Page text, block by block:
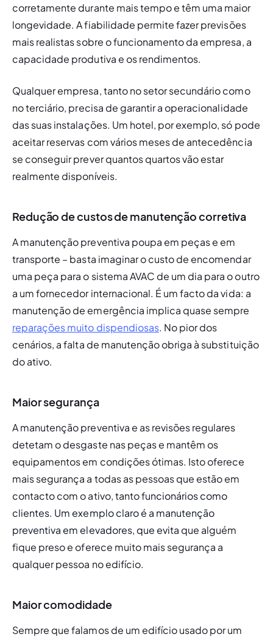
corretamente durante mais tempo e têm uma maior
longevidade. A fiabilidade permite fazer previsões
mais realistas sobre o funcionamento da empresa, a
capacidade produtiva e os rendimentos.
Qualquer empresa, tanto no setor secundário como
no terciário, precisa de garantir a operacionalidade
das suas instalações. Um hotel, por exemplo, só pode
aceitar reservas com vários meses de antecedência
se conseguir prever quantos quartos vão estar
realmente disponíveis.
Redução de custos de manutenção corretiva
A manutenção preventiva poupa em peças e em
transporte – basta imaginar o custo de encomendar
uma peça para o sistema AVAC de um dia para o outro
a um fornecedor internacional. É um facto da vida: a
reparações muito dispendiosas. No pior dos
cenários, a falta de manutenção obriga à substituição
do ativo.
Maior segurança
A manutenção preventiva e as revisões regulares
detetam o desgaste nas peças e mantêm os
equipamentos em condições ótimas. Isto oferece
mais segurança a todas as pessoas que estão em
contacto com o ativo, tanto funcionários como
clientes. Um exemplo claro é a manutenção
preventiva em elevadores, que evita que alguém
fique preso e oferece muito mais segurança a
qualquer pessoa no edifício.
Maior comodidade
Sempre que falamos de um edifício usado por um